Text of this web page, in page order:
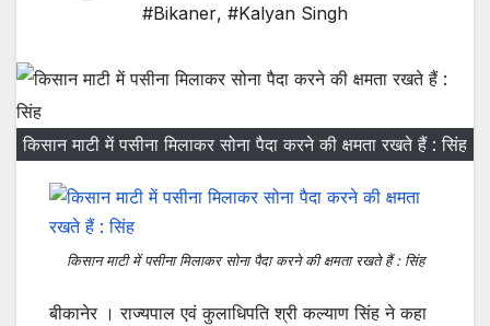
#Bikaner, #Kalyan Singh
किसान माटी में पसीना मिलाकर सोना पैदा करने की क्षमता रखते हैं : सिंह
किसान माटी में पसीना मिलाकर सोना पैदा करने की क्षमता रखते हैं : सिंह
बीकानेर । राज्यपाल एवं कुलाधिपति श्री कल्याण सिंह ने कहा